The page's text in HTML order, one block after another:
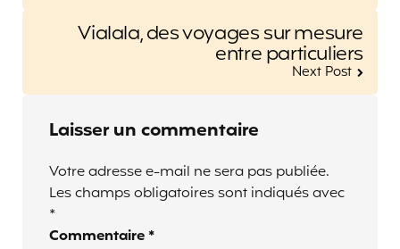
Vialala, des voyages sur mesure
entre particuliers
Next Post
Laisser un commentaire
Votre adresse e-mail ne sera pas publiée.
Les champs obligatoires sont indiqués avec
*
Commentaire *